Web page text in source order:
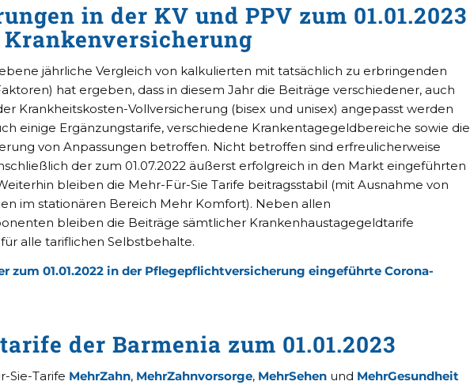
in der KV und PPV zum 01.01.2023
jährliche Vergleich von kalkulierten mit tatsächlich zu erbringenden
hat ergeben, dass in diesem Jahr die Beiträge verschiedener, auch
Krankheitskosten-Vollversicherung (bisex und unisex) angepasst werden
einige Ergänzungstarife, verschiedene Krankentagegeldbereiche sowie die
von Anpassungen betroffen. Nicht betroffen sind erfreulicherweise
der zum 01.07.2022 äußerst erfolgreich in den Markt eingeführten
bleiben die Mehr-Für-Sie Tarife beitragsstabil (mit Ausnahme von
im stationären Bereich Mehr Komfort). Neben allen
bleiben die Beiträge sämtlicher Krankenhaustagegeldtarife
alle tariflichen Selbstbehalte.
zum 01.01.2022 in der Pflegepflichtversicherung eingeführte Corona-
der Barmenia zum 01.01.2023
Sie-Tarife MehrZahn, MehrZahnvorsorge, MehrSehen und MehrGesundheit